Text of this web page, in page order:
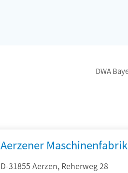
DWA
Aerzener
D-31855 Aerzen, Reherweg 28